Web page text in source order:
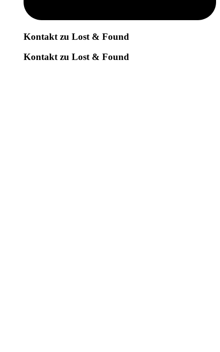
Kontakt zu Lost & Found
Kontakt zu Lost & Found